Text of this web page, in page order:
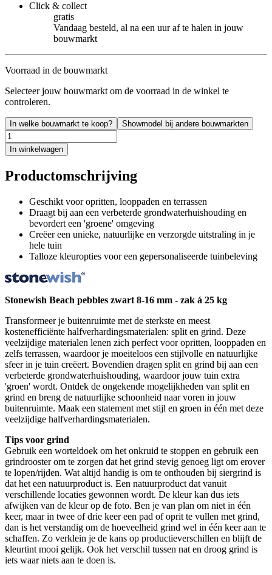
Click & collect
gratis
Vandaag besteld, al na een uur af te halen in jouw
bouwmarkt
Voorraad in de bouwmarkt
Selecteer jouw bouwmarkt om de voorraad in de winkel te
controleren.
In welke bouwmarkt te koop? Showmodel bij andere bouwmarkten
In winkelwagen
Productomschrijving
Geschikt voor opritten, looppaden en terrassen
Draagt bij aan een verbeterde grondwaterhuishouding en
bevordert een 'groene' omgeving
Creëer een unieke, natuurlijke en verzorgde uitstraling in je
hele tuin
Talloze kleuropties voor een gepersonaliseerde tuinbeleving
Stonewish Beach pebbles zwart 8-16 mm - zak á 25 kg
Transformeer je buitenruimte met de sterkste en meest
kostenefficiënte halfverhardingsmaterialen: split en grind. Deze
veelzijdige materialen lenen zich perfect voor opritten, looppaden en
zelfs terrassen, waardoor je moeiteloos een stijlvolle en natuurlijke
sfeer in je tuin creëert. Bovendien dragen split en grind bij aan een
verbeterde grondwaterhuishouding, waardoor jouw tuin extra
'groen' wordt. Ontdek de ongekende mogelijkheden van split en
grind en breng de natuurlijke schoonheid naar voren in jouw
buitenruimte. Maak een statement met stijl en groen in één met deze
veelzijdige halfverhardingsmaterialen.
Tips voor grind
Gebruik een worteldoek om het onkruid te stoppen en gebruik een
grindrooster om te zorgen dat het grind stevig genoeg ligt om erover
te lopen/rijden. Wat altijd handig is om te onthouden bij siergrind is
dat het een natuurproduct is. Een natuurproduct dat vanuit
verschillende locaties gewonnen wordt. De kleur kan dus iets
afwijken van de kleur op de foto. Ben je van plan om niet in één
keer, maar in twee of drie keer een pad of oprit te vullen met grind,
dan is het verstandig om de hoeveelheid grind wel in één keer aan te
schaffen. Zo verklein je de kans op productieverschillen en blijft de
kleurtint mooi gelijk. Ook het verschil tussen nat en droog grind is
iets waar niets aan te doen is.